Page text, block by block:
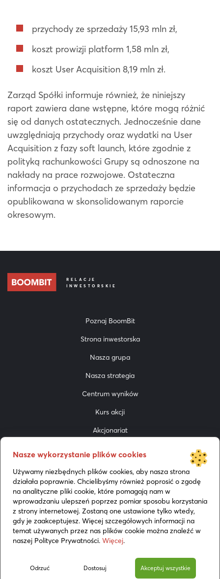
przychody ze sprzedaży 15,93 mln zł,
koszt prowizji platform 1,58 mln zł,
koszt User Acquisition 8,19 mln zł.
Zarząd Spółki informuje również, że niniejszy
raport zawiera dane wstępne, które mogą różnić
się od danych ostatecznych. Jednocześnie dane
uwzględniają przychody oraz wydatki na User
Acquisition z fazy soft launch, które zgodnie z
polityką rachunkowości Grupy są odnoszone na
nakłady na prace rozwojowe. Ostateczna
informacja o przychodach ze sprzedaży będzie
opublikowana w skonsolidowanym raporcie
okresowym.
RELACJE
INWESTORSKIE
Poznaj BoomBit
Strona inwestorska
Nasza grupa
Nasza strategia
Centrum wyników
Kurs akcji
Akcjonariat
Prezentacje
Media
© 2026 BoomBit. All rights reserved
Nasze wykorzystanie plików cookies
Używamy niezbędnych plików cookies, aby nasza strona
działała poprawnie. Chcielibyśmy również poprosić o zgodę
na analityczne pliki cookie, które pomagają nam w
wprowadzaniu ulepszeń poprzez pomiar sposobu korzystania
z strony internetowej. Zostaną one ustawione tylko wtedy,
gdy je zaakceptujesz. Więcej szczegółowych informacji na
temat używanych przez nas plików cookie można znaleźć w
naszej Polityce Prywatności. Więcej.
Dostosuj
Odrzuć Akceptuj wszystkie